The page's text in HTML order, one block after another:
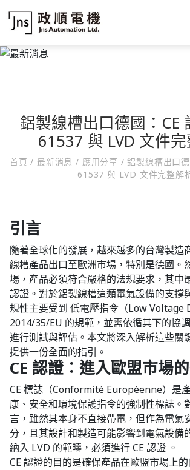
鋁製線槽出口德國：CE
61537 與 LVD 文件
首頁/ 最新消息/ 應用分享 / 鋁製線槽出口
61537 與 LVD 文件完整解
引言
隨著全球化的發展，越來越多的台灣製造
線槽產品出口至歐洲市場，特別是德國。
場，產品必須符合嚴格的法規要求，其中
認證。對於鋁製線槽這類電氣設備的支撐
規性主要受到 低電壓指令（Low Voltage
2014/35/EU 的規範，並需依循其下的協
進行測試與評估。本文將深入解析這些關
提供一份全面的指引。
CE 認證：進入歐盟市場
CE 標誌（Conformité Européenne）是
康、安全和環境保護指令的強制性標誌。
言，雖然其本身不直接帶電，但作為電氣
分，且其設計和製造可能影響到電氣設備
納入 LVD 的範疇，必須進行 CE 認證 。
CE 認證的目的是確保產品在歐盟市場上